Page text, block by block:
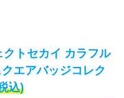
クトセカイ カラフル
エアバッジコレク
込)